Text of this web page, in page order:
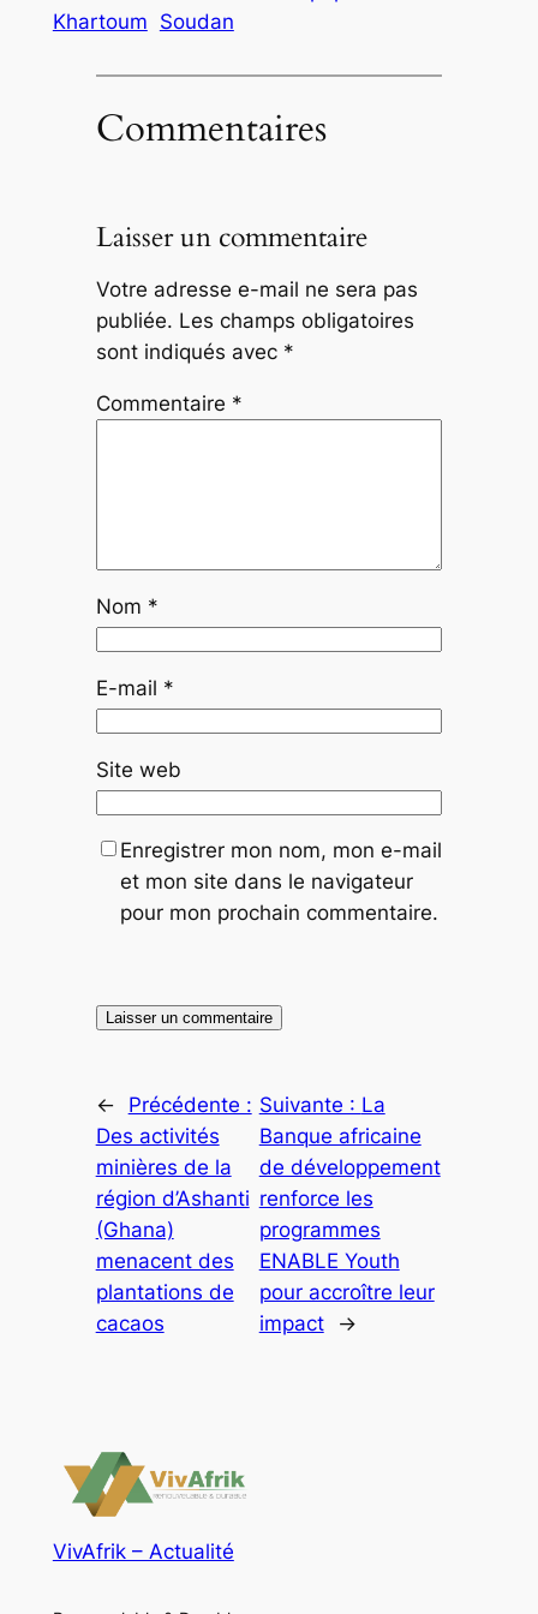
Khartoum Soudan
Commentaires
Laisser un commentaire
Votre adresse e-mail ne sera pas
publiée. Les champs obligatoires
sont indiqués avec *
Commentaire *
Nom *
E-mail *
Site web
Enregistrer mon nom, mon e-mail
et mon site dans le navigateur
pour mon prochain commentaire.
←
Précédente :
Des activités
minières de la
région d’Ashanti
(Ghana)
menacent des
plantations de
cacaos
Suivante : La
Banque africaine
de développement
renforce les
programmes
ENABLE Youth
pour accroître leur
impact
→
VivAfrik – Actualité